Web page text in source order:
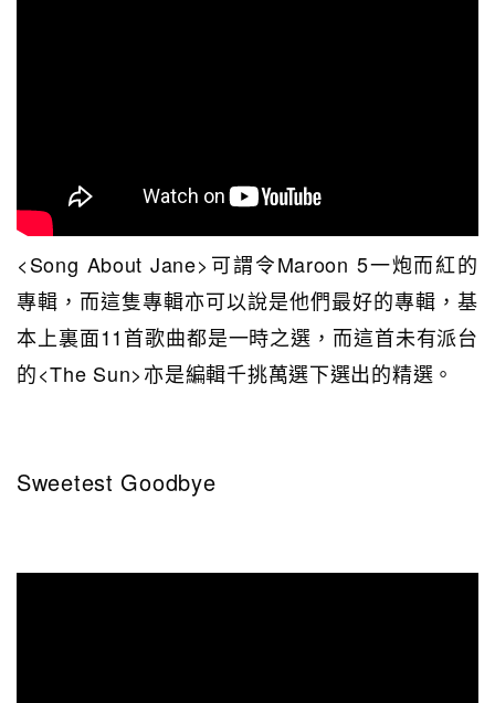
<Song About Jane>可謂令Maroon 5一炮而紅的
專輯，而這隻專輯亦可以說是他們最好的專輯，基
本上裏面11首歌曲都是一時之選，而這首未有派台
的<The Sun>亦是編輯千挑萬選下選出的精選。
Sweetest Goodbye